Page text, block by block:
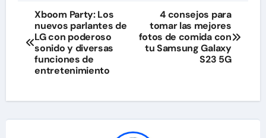
Navegación
de
entradas
Xboom Party: Los
nuevos parlantes de
LG con poderoso
sonido y diversas
funciones de
entretenimiento
4 consejos para
tomar las mejores
fotos de comida con
tu Samsung Galaxy
S23 5G